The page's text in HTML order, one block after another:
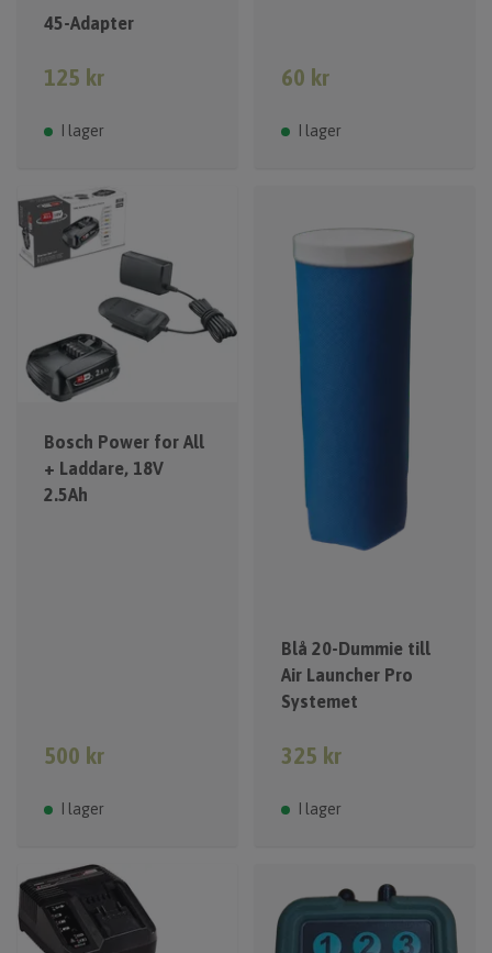
45-Adapter
125 kr
I lager
60 kr
I lager
Bosch Power for All
+ Laddare, 18V
2.5Ah
500 kr
I lager
Blå 20-Dummie till
Air Launcher Pro
Systemet
325 kr
I lager